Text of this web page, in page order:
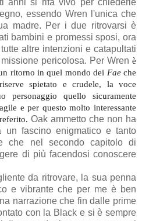
anni si rifa vivo per chiederle
essendo Wren l'unica che
madre. Per i due ritrovarsi è
bambini e promessi sposi, ora
altre intenzioni e catapultati
pericolosa. Per Wren è
ritorno in quel mondo dei Faeche
spietato e crudele, la voce
personaggio quello sicuramente
e per questo molto interessante
.Oak ammetto che non ha
un fascino enigmatico e tanto
che nel secondo capitolo di
di più facendosi conoscere
da ritrovare, la sua penna
e vibrante che per me è ben
narrazione che fin dalle prime
con la Black e si è sempre